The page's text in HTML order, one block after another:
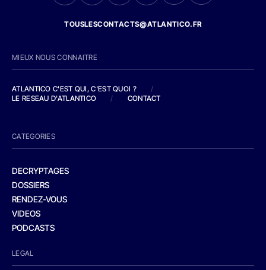
TOUSLESCONTACTS@ATLANTICO.FR
MIEUX NOUS CONNAITRE
ATLANTICO C'EST QUI, C'EST QUOI ?
/
LE RESEAU D'ATLANTICO
/ CONTACT
CATEGORIES
DECRYPTAGES
DOSSIERS
RENDEZ-VOUS
VIDEOS
PODCASTS
LEGAL